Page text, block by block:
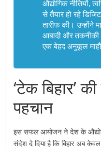
औद्योगिक नीतियों,
से तैयार हो रहे
तारीफ की। उन्होंने
आबादी और तकनीकी
एक बेहद अनुकूल
‘टेक बिहार’
पहचान
इस सफल आयोजन ने देश के
संदेश दे दिया है कि बिहार अब